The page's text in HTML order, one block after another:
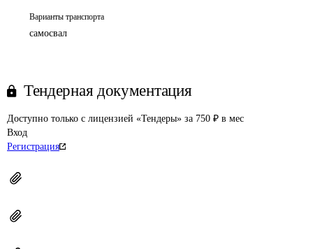
Варианты транспорта
самосвал
Тендерная документация
Доступно только с лицензией «Тендеры» за 750 ₽ в мес
Вход
Регистрация